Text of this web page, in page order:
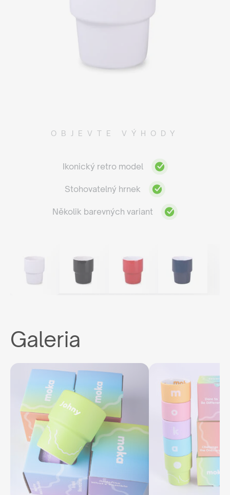
OBJEVTE VÝHODY
Ikonický retro model
Stohovatelný hrnek
Několik barevných variant
Galeria